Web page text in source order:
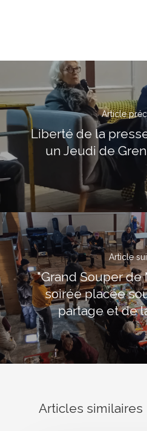
Article
Liberté de la
un Jeudi de
Article
"Grand Souper de
soirée placée
partage et de
Articles similaires